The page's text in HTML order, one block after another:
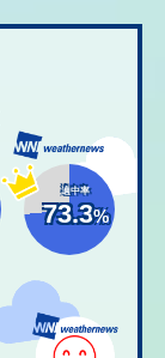
適中率
73.3%